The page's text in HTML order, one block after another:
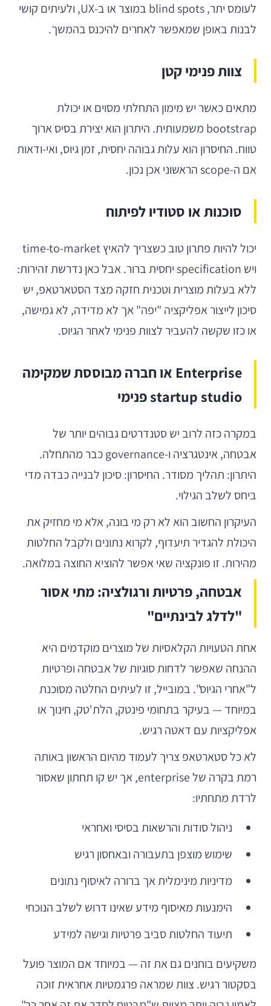
לעומס יתר, blind spots במוצר או ב-UX, ולעיתים קושי
לבנות באופן שמאפשר לאחרים להיכנס בהמשך.
צוות פנימי קטן
מתאים כאשר יש מימון התחלתי מסוים או יכולת
bootstrap משמעותית. היתרון הוא יצירת בסיס ארוך
טווח. החיסרון הוא עלות גבוהה יחסית, זמן גיוס, ואי-ודאות
אם ה-scope הראשוני אכן נכון.
סוכנות או סטודיו לפיתוח
יכול להיות פתרון טוב כשצריך להאיץ time-to-market
ויש specification יחסית ברור. אבל כאן נדרשת זהירות:
ללא בעלות מוצרית וטכנית חזקה מצד הסטארטאפ, יש
סיכון לייצור אפליקציה "יפה" אך לא מדידה, לא גמישה,
או כזו שקשה להעביר לצוות פנימי לאחר הגיוס.
Enterprise או חברה מבוססת שמקימה
startup studio פנימי
במקרה כזה לרוב יש סטנדרטים גבוהים יותר של
אבטחה, אינטגרציה ו-governance כבר מהתחלה.
היתרון: תהליך מסודר. החיסרון: סיכון לבנייה כבדה מדי
ביחס לשלב הגילוי.
העיקרון החשוב הוא לא רק מי בונה, אלא מי מחזיק את
היכולת להגדיר תיעדוף, לקרוא נתונים ולקבל החלטות
מהירות. זו פונקציה שאי אפשר להוציא החוצה במלואה.
אבטחה, פרטיות ורגולציה: מתי אסור
"לדלג לבינתיים"
אחת הטעויות הקלאסיות של מוצרים מוקדמים היא
ההנחה שאפשר לדחות סוגיות של אבטחה ופרטיות
ל"אחרי הגיוס". במובייל, זו לעיתים החלטה מסוכנת
במיוחד — בעיקר בתחומי פינטק, הלת'טק, חינוך או
אפליקציות עם דאטה רגיש.
לא כל סטארטאפ צריך לעמוד מהיום הראשון באותה
רמת בקרה של enterprise, אך יש קו תחתון שאסור
לרדת מתחתיו:
ניהול סודות והרשאות בסיסי ואחראי
שימוש מוצפן בתעבורה ובאחסון רגיש
מדיניות מינימלית אך ברורה לאיסוף נתונים
הימנעות מאיסוף מידע שאינו דרוש לשלב הנוכחי
תיעוד החלטות סביב פרטיות וגישה למידע
משקיעים בוחנים גם את זה — במיוחד אם המוצר פועל
בסקטור רגיש. צוות שמראה פרגמטיות אחראית זוכה